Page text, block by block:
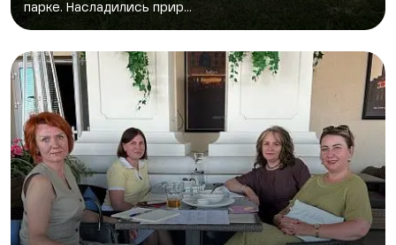
парке. Насладились прир...